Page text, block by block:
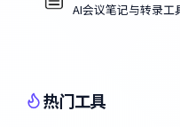
AI会议笔记与转录工
热门工具